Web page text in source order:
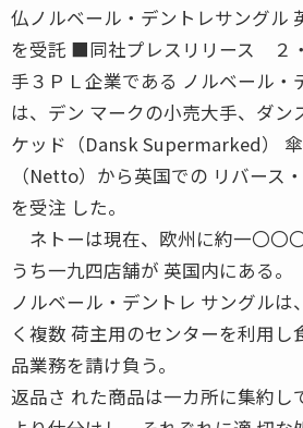
仏ノルベール・デントレサングル
を受託 ■同社プレスリリース ２
手３ＰＬ企業である ノルベール・
は、デン マークの小売大手、ダン
ケッド（Dansk Supermarked）
（Netto）から英国での リバース
を受注 した。
ネトーは現在、欧州に約一〇〇
うち一九四店舗が 英国内にある。
ノルベール・デントレ サングルは
く複数 荷主用のセンターを利用し
品業務を請け負う。
返品さ れた商品は一カ所に集約し